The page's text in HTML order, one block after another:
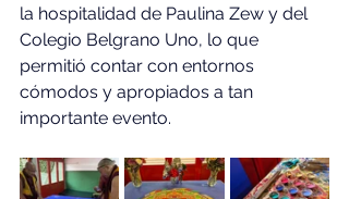
la hospitalidad de Paulina Zew y del
Colegio Belgrano Uno, lo que
permitió contar con entornos
cómodos y apropiados a tan
importante evento.